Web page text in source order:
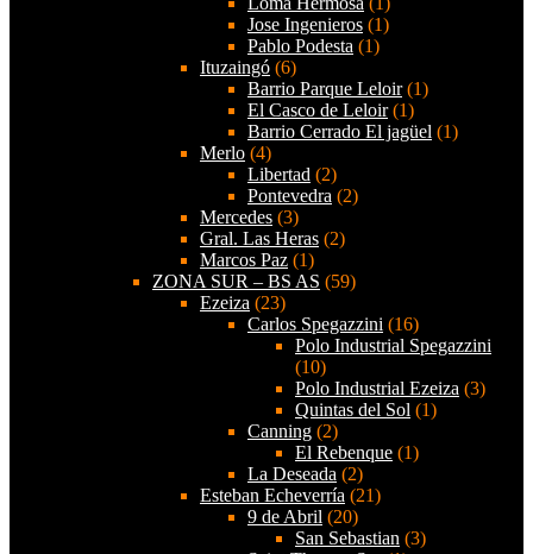
Jose Ingenieros (1)
Pablo Podesta (1)
Ituzaingó (6)
Barrio Parque Leloir(1)
El Casco de Leloir(1)
Barrio Cerrado El jagüel (1)
Merlo (4)
Libertad (2)
Pontevedra (2)
Mercedes (3)
Gral. Las Heras (2)
Marcos Paz (1)
ZONA SUR – BS AS (59)
Ezeiza (23)
Carlos Spegazzini (16)
Polo Industrial Spegazzini
(10)
Polo Industrial Ezeiza (3)
Quintas del Sol (1)
Canning (2)
El Rebenque (1)
La Deseada (2)
Esteban Echeverría (21)
9 de Abril (20)
San Sebastian (3)